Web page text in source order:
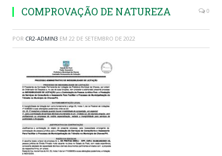
COMPROVAÇÃO DE NATUREZA 0
POR CR2-ADMIN3 EM 22 DE SETEMBRO DE 2022